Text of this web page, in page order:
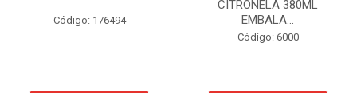
Código: 176494
CITRONELA 380ML
EMBALA...
Código: 6000